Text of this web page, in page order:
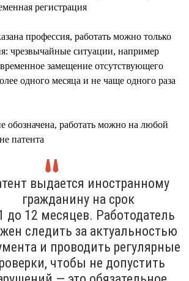
регистрация
профессия, работать можно только
чрезвычайные ситуации, например
замещение отсутствующего
одного месяца и не чаще одного раза
обозначена, работать можно на любой
патента
выдается иностранному
гражданину на срок
до 12 месяцев. Работодатель
следить за актуальностью
и проводить регулярные
чтобы не допустить